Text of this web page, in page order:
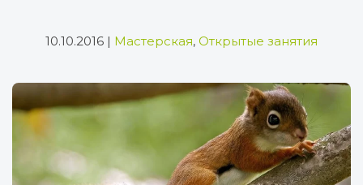
10.10.2016 | Мастерская, Открытые занятия